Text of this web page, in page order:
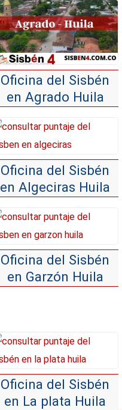
Oficina del Sisbén
en Agrado Huila
Oficina del Sisbén
en Algeciras Huila
Oficina del Sisbén
en Garzón Huila
Oficina del Sisbén
en La plata Huila